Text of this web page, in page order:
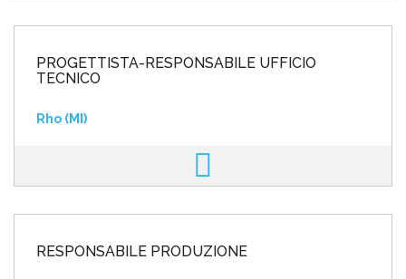
PROGETTISTA-RESPONSABILE UFFICIO
TECNICO
Rho (MI)
RESPONSABILE PRODUZIONE